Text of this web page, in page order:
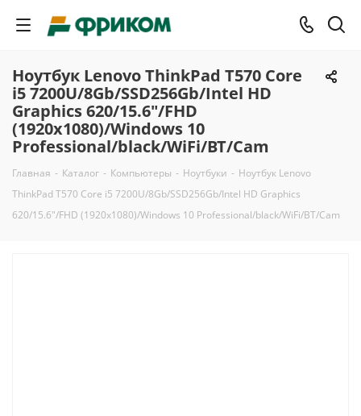
Ноутбук Lenovo ThinkPad T570 Core
i5 7200U/8Gb/SSD256Gb/Intel HD
Graphics 620/15.6"/FHD
(1920x1080)/Windows 10
Professional/black/WiFi/BT/Cam
Главная - Каталог - Компьютеры - Ноутбуки - Ноутбук Lenovo
ThinkPad T570 Core i5 7200U/8Gb/SSD256Gb/Intel HD Graphics
620/15.6"/FHD (1920x1080)/Windows 10 Professional/black/WiFi/BT/Cam